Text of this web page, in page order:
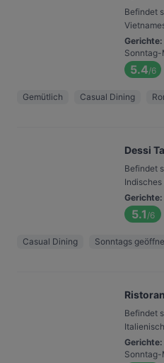
Befindet
Gerichte:
Sonntag-
5.4/6
Gemütlich Casual Dining
Dessi
Befindet
Gerichte:
5.1 /6
Casual Dining Sonntags
Befindet
Gerichte:
Sonntag-